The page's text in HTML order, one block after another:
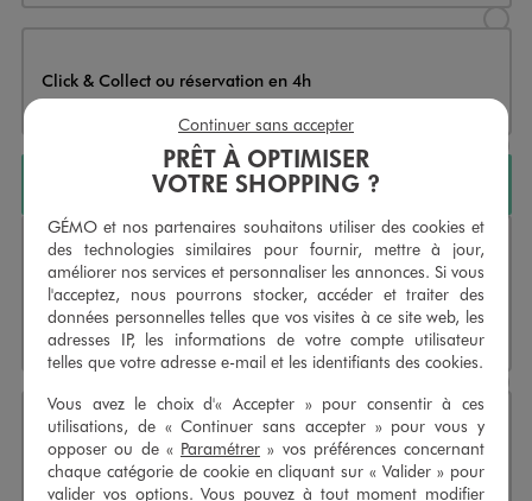
Click & Collect ou réservation en 4h
Sélectionner l’option de
AJOUTER AU PANIER
Livraison
Livraison sous 2 à 4 jours ouvrés en France
métropolitaine.
Offert dès 40€ d'achat.
Indisponible
Sélectionner l’option de
Click & Collect ou réservation en 4h
Sélectionner l’option de
CHOISIR UN MAGASIN
PRÊT À OPTIMISER
VOTRE SHOPPING ?
GÉMO et nos partenaires souhaitons utiliser des cookies et
des technologies similaires pour fournir, mettre à jour,
améliorer nos services et personnaliser les annonces. Si vous
l'acceptez, nous pourrons stocker, accéder et traiter des
données personnelles telles que vos visites à ce site web, les
adresses IP, les informations de votre compte utilisateur
telles que votre adresse e-mail et les identifiants des cookies.
Vous avez le choix d'« Accepter » pour consentir à ces
utilisations, de « Continuer sans accepter » pour vous y
opposer ou de « Paramétrer » vos préférences concernant
chaque catégorie de cookie en cliquant sur « Valider » pour
valider vos options. Vous pouvez à tout moment modifier
Continuer sans accepter